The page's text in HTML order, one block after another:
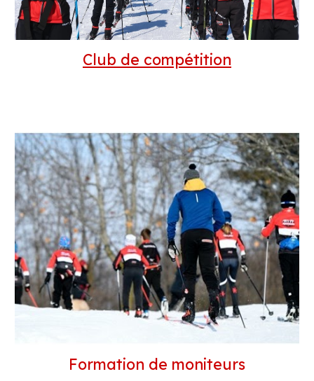
Club de compétition
Formation de moniteurs